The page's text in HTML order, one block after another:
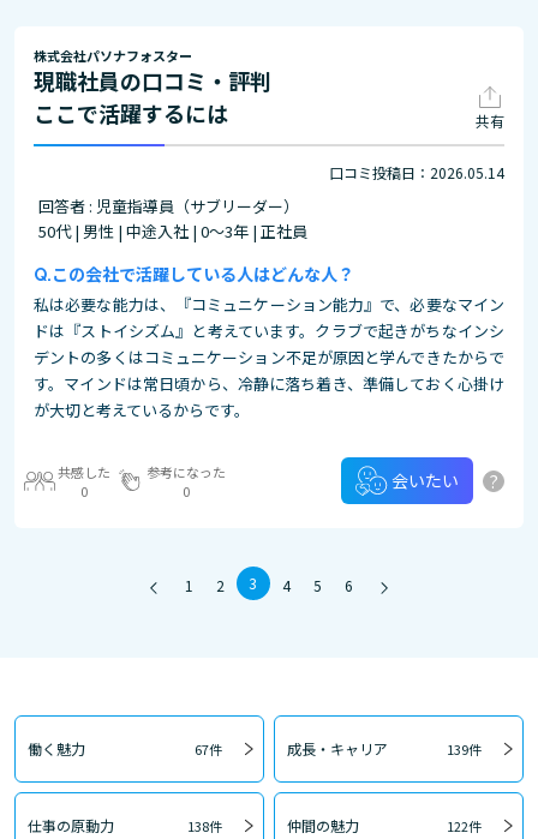
株式会社パソナフォスター
現職社員の口コミ・評判
ここで活躍するには
共有
口コミ投稿日：2026.05.14
回答者 : 児童指導員（サブリーダー）
50代 | 男性 | 中途入社 | 0～3年 | 正社員
この会社で活躍している人はどんな人？
私は必要な能力は、『コミュニケーション能力』で、必要なマイン
ドは『ストイシズム』と考えています。クラブで起きがちなインシ
デントの多くはコミュニケーション不足が原因と学んできたからで
す。マインドは常日頃から、冷静に落ち着き、準備しておく心掛け
が大切と考えているからです。
共感した
0
参考になった
0
会いたい ?
1 2 3 4 5 6
働く魅力 67件 成長・キャリア 139件
仕事の原動力 138件 仲間の魅力 122件